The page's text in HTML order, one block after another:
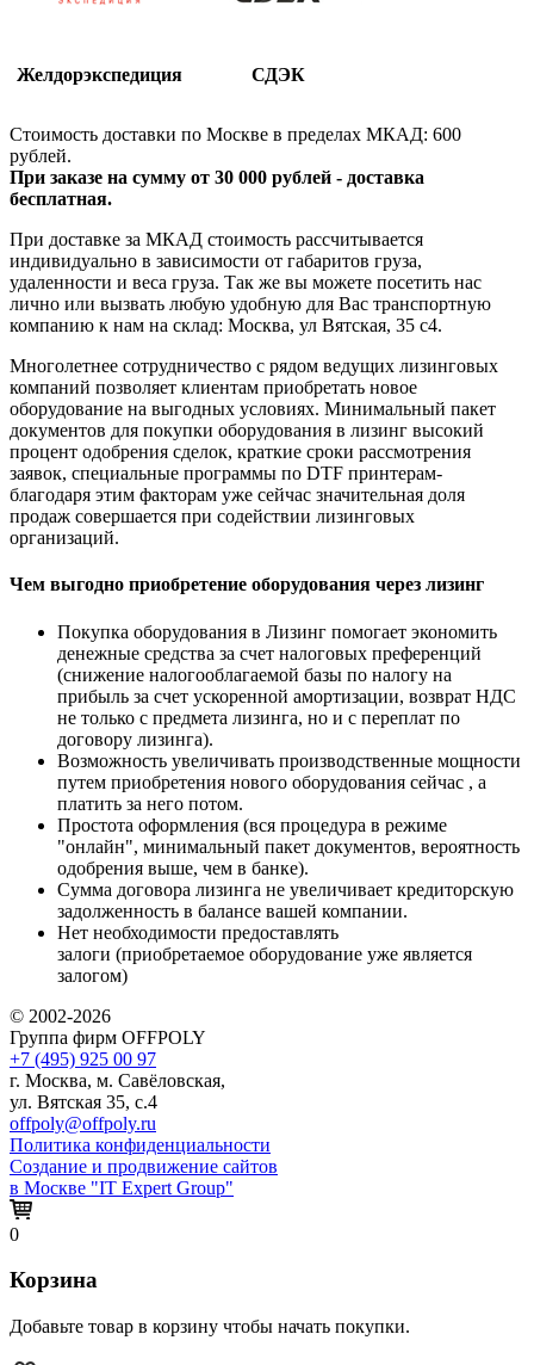
Желдорэкспедиция СДЭК
Стоимость доставки по Москве в пределах МКАД: 600
рублей.
При заказе на сумму от 30 000 рублей - доставка
бесплатная.
При доставке за МКАД стоимость рассчитывается
индивидуально в зависимости от габаритов груза,
удаленности и веса груза. Так же вы можете посетить нас
лично или вызвать любую удобную для Вас транспортную
компанию к нам на склад: Москва, ул Вятская, 35 c4.
Многолетнее сотрудничество с рядом ведущих лизинговых
компаний позволяет клиентам приобретать новое
оборудование на выгодных условиях. Минимальный пакет
документов для покупки оборудования в лизинг высокий
процент одобрения сделок, краткие сроки рассмотрения
заявок, специальные программы по DTF принтерам-
благодаря этим факторам уже сейчас значительная доля
продаж совершается при содействии лизинговых
организаций.
Чем выгодно приобретение оборудования через лизинг
Покупка оборудования в Лизинг помогает экономить
денежные средства за счет налоговых преференций
(снижение налогооблагаемой базы по налогу на
прибыль за счет ускоренной амортизации, возврат НДС
не только с предмета лизинга, но и с переплат по
договору лизинга).
Возможность увеличивать производственные мощности
путем приобретения нового оборудования сейчас , а
платить за него потом.
Простота оформления (вся процедура в режиме
"онлайн", минимальный пакет документов, вероятность
одобрения выше, чем в банке).
Сумма договора лизинга не увеличивает кредиторскую
задолженность в балансе вашей компании.
Нет необходимости предоставлять
залоги (приобретаемое оборудование уже является
залогом)
© 2002-2026
Группа фирм OFFPOLY
+7 (495) 925 00 97
г. Москва, м. Савёловская,
ул. Вятская 35, с.4
offpoly@offpoly.ru
Политика конфиденциальности
Создание и продвижение сайтов
в Москве "IT Expert Group"
0
Корзина
Добавьте товар в корзину чтобы начать покупки.